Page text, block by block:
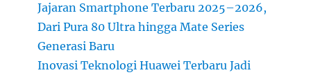
Jajaran Smartphone Terbaru 2025–2026,
Dari Pura 80 Ultra hingga Mate Series
Generasi Baru
Inovasi Teknologi Huawei Terbaru Jadi